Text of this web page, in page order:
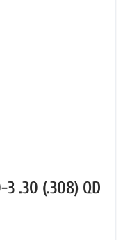
.30 (.308) QD